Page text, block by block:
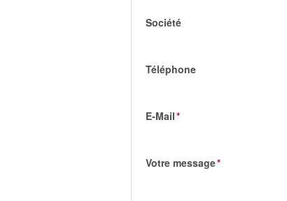
Société
Téléphone
E-Mail*
Votre message*